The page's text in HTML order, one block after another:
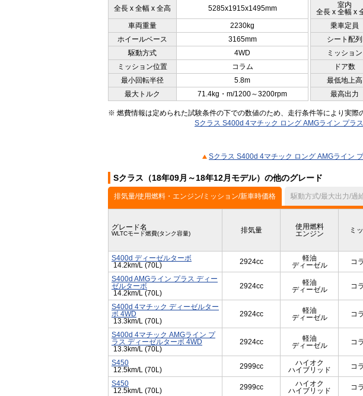
全長 x 全幅 x 全高 5285x1915x1495mm
室内
全長 x 全幅 x
車両重量 2230kg 乗車定員
ホイールベース
3165mm シート配列
駆動方式
4WD ミッション
ミッション位置
コラム ドア数
最小回転半径
5.8m 最低地上高
最大トルク
71.4kg・m/1200～3200rpm 最高出力
※ 燃費情報は定められた試験条件の下での数値のため、走行条件等により実際
Sクラス S400d 4マチック ロング AMGライン プラ
Sクラス S400d 4マチック ロング AMGライン
Sクラス（18年09月～18年12月モデル）の他のグレード
排気量/使用燃料・エンジン/ミッション/新車時価格 駆動方式/最大出力/過
グレード名
WLTCモード燃費(タンク容量) 排気量
使用燃料
エンジン
ミ
S400d ディーゼルターボ
14.2km/L (70L)
2924cc
軽油
ディーゼル
コ
S400d AMGライン プラス ディー
ゼルターボ
14.2km/L (70L)
2924cc
軽油
ディーゼル
コ
S400d 4マチック ディーゼルター
ボ 4WD
13.3km/L (70L)
2924cc
軽油
ディーゼル
コ
S400d 4マチック AMGライン プ
ラス ディーゼルターボ 4WD
13.3km/L (70L)
2924cc
軽油
ディーゼル
コ
S450
12.5km/L (70L)
2999cc
ハイオク
ハイブリッド
コ
S450
12.5km/L (70L)
2999cc
ハイオク
ハイブリッド
コ